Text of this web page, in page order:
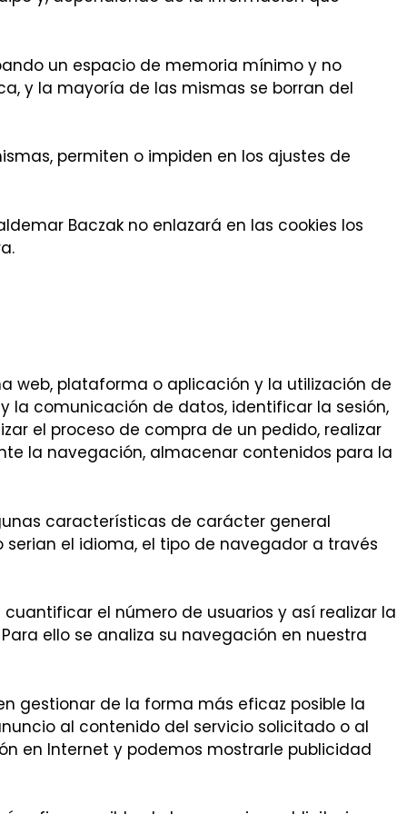
un espacio de memoria mínimo y no
y la mayoría de las mismas se borran del
permiten o impiden en los ajustes de
Baczak no enlazará en las cookies los
web, plataforma o aplicación y la utilización de
la comunicación de datos, identificar la sesión,
el proceso de compra de un pedido, realizar
la navegación, almacenar contenidos para la
características de carácter general
el idioma, el tipo de navegador a través
el número de usuarios y así realizar la
ello se analiza su navegación en nuestra
gestionar de la forma más eficaz posible la
al contenido del servicio solicitado o al
en Internet y podemos mostrarle publicidad